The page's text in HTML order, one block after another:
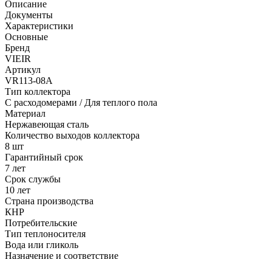
Описание
Документы
Характеристики
Основные
Бренд
VIEIR
Артикул
VR113-08A
Тип коллектора
С расходомерами / Для теплого пола
Материал
Нержавеющая сталь
Количество выходов коллектора
8 шт
Гарантийный срок
7 лет
Срок службы
10 лет
Страна производства
КНР
Потребительские
Тип теплоносителя
Вода или гликоль
Назначение и соответствие